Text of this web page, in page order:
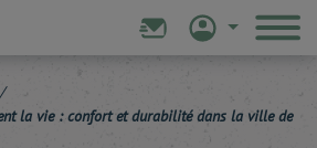
/
la vie : confort et durabilité dans la ville de